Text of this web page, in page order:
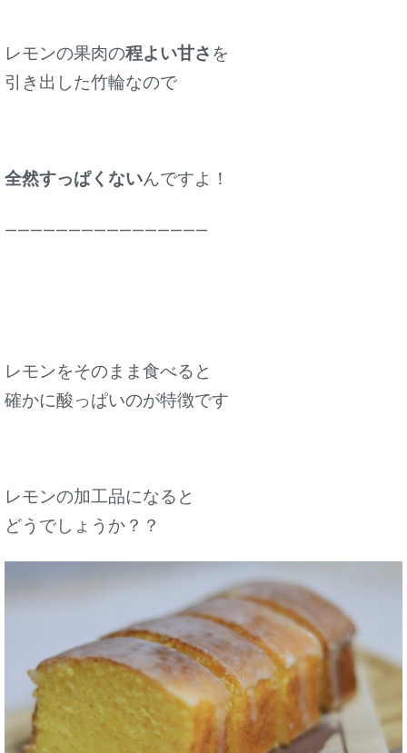
レモンの果肉の程よい甘さ を
引き出した竹輪なので
全然すっぱくないんですよ！
————————————————
レモンをそのまま食べると
確かに酸っぱいのが特徴です
レモンの加工品になると
どうでしょうか？？